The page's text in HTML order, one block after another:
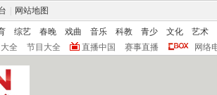
网站地图
综艺 春晚 戏曲 音乐 科教 青少 文化
艺术
全 节目大全 直播中国 赛事直播 网络